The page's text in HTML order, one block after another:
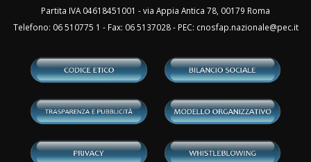
Partita IVA 04618451001 - via Appia Antica 78, 00179 Roma
Telefono: 06 510775 1 - Fax: 06 5137028 - PEC: cnosfap.nazionale@pec.it